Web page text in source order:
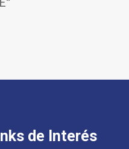
de Interés